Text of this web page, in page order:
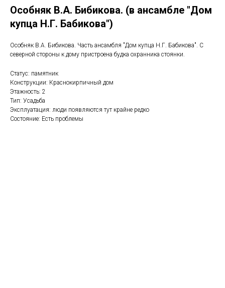
Особняк В.А. Бибикова. (в ансамбле "Дом
купца Н.Г. Бабикова")
Особняк В.А. Бибикова. Часть ансамбля "Дом купца Н.Г. Бабикова". С
северной стороны к дому пристроена будка охранника стоянки.
Статус: памятник
Конструкции: Краснокирпичный дом
Этажность: 2
Тип: Усадьба
Эксплуатация: люди появляются тут крайне редко
Состояние: Есть проблемы